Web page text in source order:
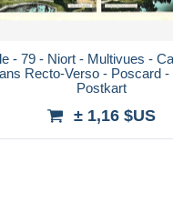
- 79 - Niort - Multivues -
Recto-Verso - Poscard
Postkart
± 1,16 $US